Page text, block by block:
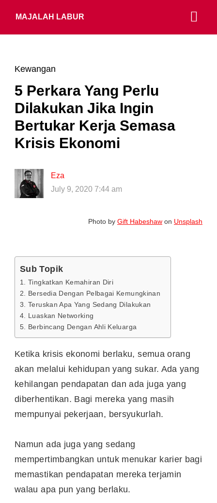
MAJALAH LABUR
Kewangan
5 Perkara Yang Perlu
Dilakukan Jika Ingin
Bertukar Kerja Semasa
Krisis Ekonomi
Eza
July 9, 2020 7:44 am
Photo by Gift Habeshaw on Unsplash
Sub Topik
1. Tingkatkan Kemahiran Diri
2. Bersedia Dengan Pelbagai Kemungkinan
3. Teruskan Apa Yang Sedang Dilakukan
4. Luaskan Networking
5. Berbincang Dengan Ahli Keluarga
Ketika krisis ekonomi berlaku, semua orang
akan melalui kehidupan yang sukar. Ada yang
kehilangan pendapatan dan ada juga yang
diberhentikan. Bagi mereka yang masih
mempunyai pekerjaan, bersyukurlah.
Namun ada juga yang sedang
mempertimbangkan untuk menukar karier bagi
memastikan pendapatan mereka terjamin
walau apa pun yang berlaku.